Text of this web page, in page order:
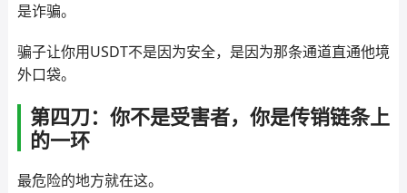
是诈骗。
骗子让你用USDT不是因为安全，是因为那条通道直通他境
外口袋。
第四刀：你不是受害者，你是传销链条上
的一环
最危险的地方就在这。